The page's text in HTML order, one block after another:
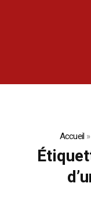
Accueil »